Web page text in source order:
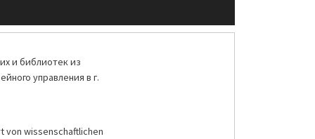
и библиотек из
управления в г.
von wissenschaftlichen